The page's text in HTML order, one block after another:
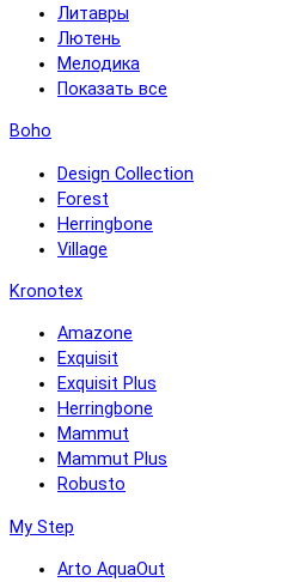
Литавры
Лютень
Мелодика
Показать все
Boho
Design Collection
Forest
Herringbone
Village
Kronotex
Amazone
Exquisit
Exquisit Plus
Herringbone
Mammut
Mammut Plus
Robusto
My Step
Arto AquaOut